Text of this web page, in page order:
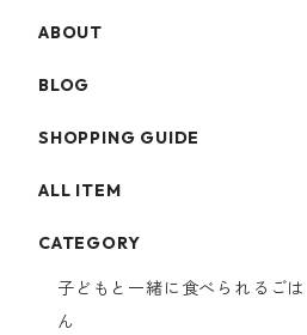
ABOUT
BLOG
SHOPPING GUIDE
ALL ITEM
CATEGORY
子どもと一緒に食べられるごは
ん